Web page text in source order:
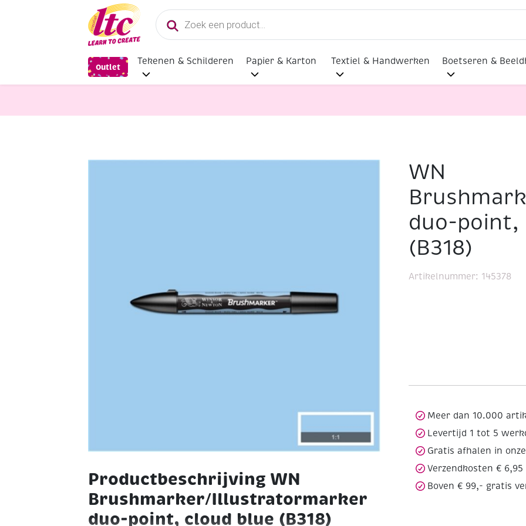
Producten
zoeken
Outlet
Tekenen & Schilderen Papier & Karton Textiel & Handwerken Boetseren &
WN Brushmarker/Illustratormarker duo-point, cloud blue (B318)
Productbeschrijving WN
Brushmarker/Illustratormarker
duo-point, cloud blue (B318)
WN
duo-point,
(B318)
Artikelnummer: 145378
Meer dan 10.000
Levertijd 1 tot 5
Gratis afhalen in
Verzendkosten € 6,95
Boven € 99,- gratis